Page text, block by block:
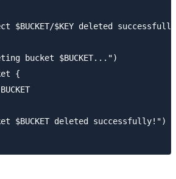
$BUCKET/$KEY deleted
bucket $BUCKET...")
{
$BUCKET deleted successfully!")